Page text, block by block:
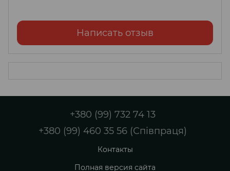
Написать отзыв
+380 (99) 732 74 13
+380 (99) 460 35 56 (Співпраця)
Контакты
Полная версия сайта